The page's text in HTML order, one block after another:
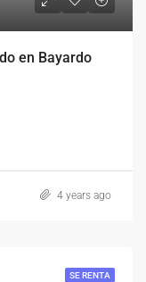
en Bayardo
4 years ago
SE RENTA